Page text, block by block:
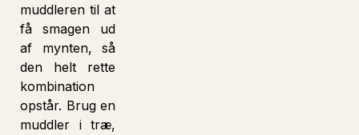
muddleren til at
få smagen ud
af mynten, så
den helt rette
kombination
opstår. Brug en
muddler i træ,